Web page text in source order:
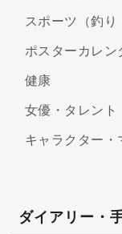
スポーツ（釣り
ポスターカレン
健康
女優・タレント
キャラクター・
ダイアリー・